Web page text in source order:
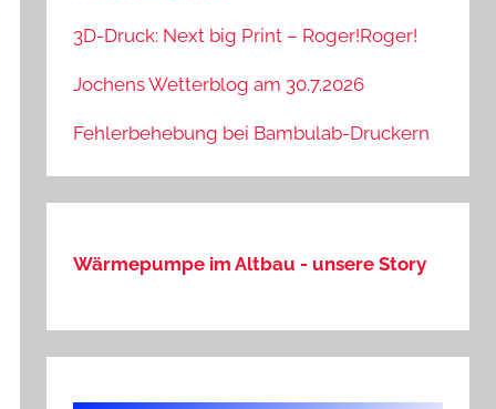
3D-Druck: Next big Print – Roger!Roger!
Jochens Wetterblog am 30.7.2026
Fehlerbehebung bei Bambulab-Druckern
Wärmepumpe im Altbau - unsere Story